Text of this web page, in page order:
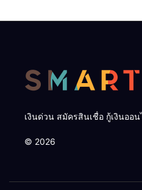
เงินด่วน สมัครสินเชื่อ กู้เงินออ
© 2026